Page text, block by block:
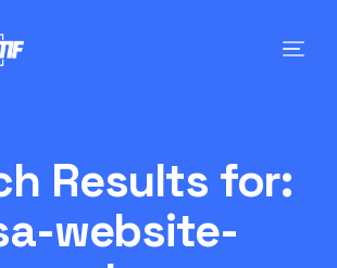
Results for:
website-